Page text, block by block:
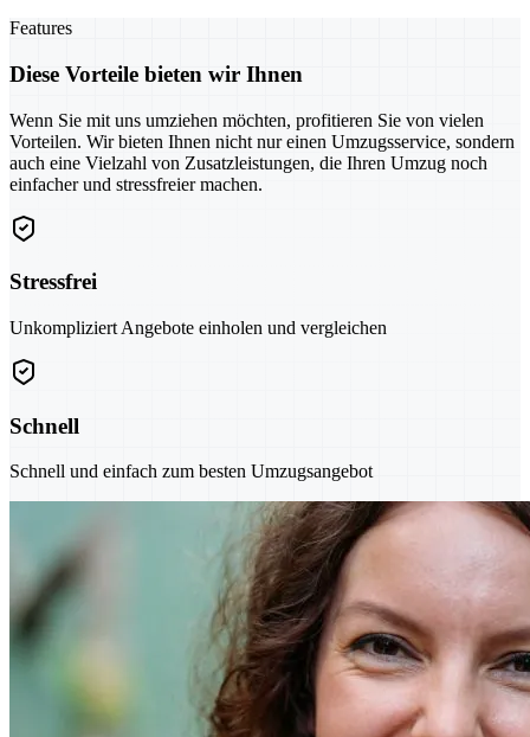
Features
Diese Vorteile bieten wir Ihnen
Wenn Sie mit uns umziehen möchten, profitieren Sie von vielen
Vorteilen. Wir bieten Ihnen nicht nur einen Umzugsservice, sondern
auch eine Vielzahl von Zusatzleistungen, die Ihren Umzug noch
einfacher und stressfreier machen.
Stressfrei
Unkompliziert Angebote einholen und vergleichen
Schnell
Schnell und einfach zum besten Umzugsangebot